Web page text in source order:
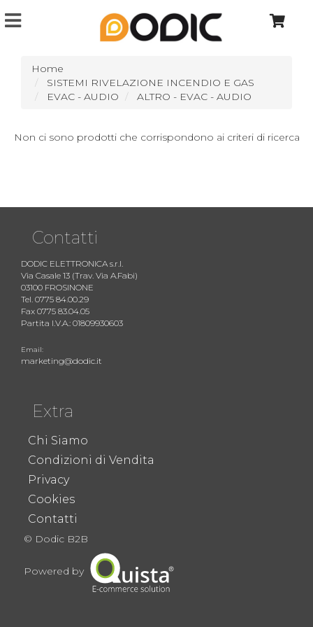
Home
SISTEMI RIVELAZIONE INCENDIO E GAS
EVAC - AUDIO
ALTRO - EVAC - AUDIO
Non ci sono prodotti che corrispondono ai criteri di ricerca
Contatti
DODIC ELETTRONICA s.r.l.
Via Casale 13 (Trav. Via A.Fabi)
03100 FROSINONE
Tel. 0775 84.00.29
Fax 0775 83.04.05
Partita I.V.A.: 01809930603
Email:
marketing@dodic.it
Extra
Chi Siamo
Condizioni di Vendita
Privacy
Cookies
Contatti
© Dodic B2B
Powered by